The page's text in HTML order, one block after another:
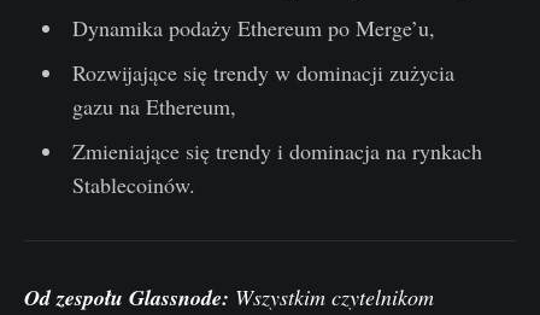
Dynamika podaży Ethereum po Merge’u,
Rozwijające się trendy w dominacji zużycia
gazu na Ethereum,
Zmieniające się trendy i dominacja na rynkach
Stablecoinów.
Od zespołu Glassnode: Wszystkim czytelnikom